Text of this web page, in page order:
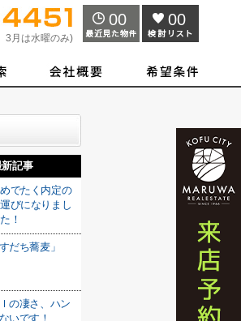
3月は水曜のみ)
00 00
新記事
めでたく内定の
運びになりまし
た！
すだち蕎麦」
の凄さ、ハン
いです！